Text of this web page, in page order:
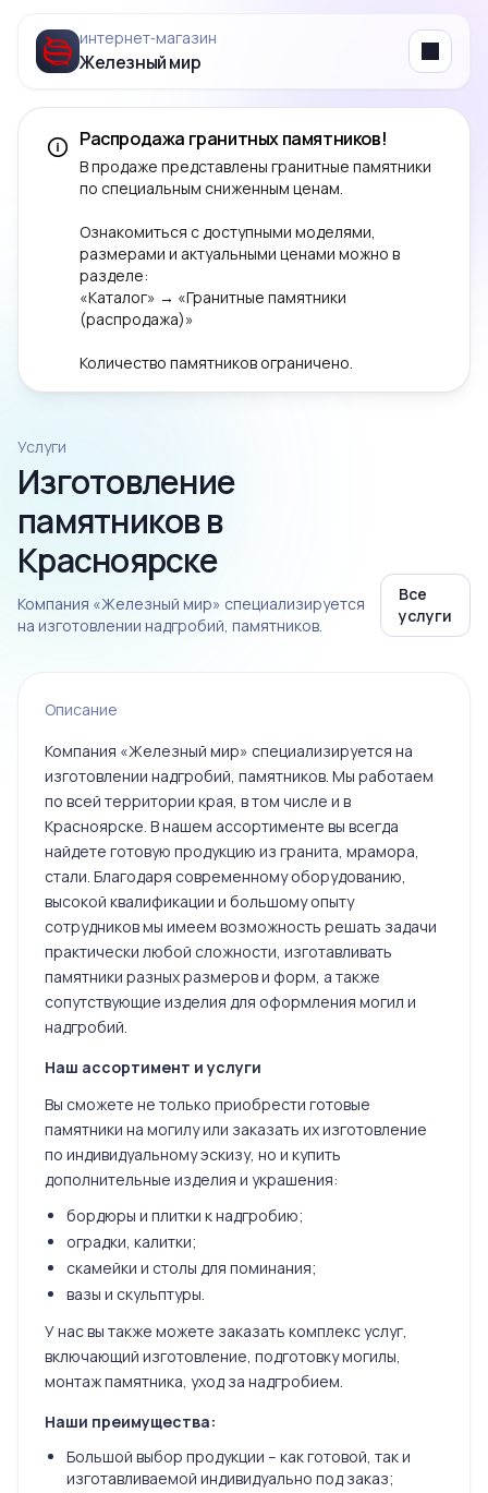
интернет‑магазин
Железный мир Menu
Распродажа гранитных памятников!
В продаже представлены гранитные памятники
по специальным сниженным ценам.
Ознакомиться с доступными моделями,
размерами и актуальными ценами можно в
разделе:
«Каталог» → «Гранитные памятники
(распродажа)»
Количество памятников ограничено.
Услуги
Изготовление
памятников в
Красноярске
Компания «Железный мир» специализируется
на изготовлении надгробий, памятников.
Все
услуги
Описание
Компания «Железный мир» специализируется на
изготовлении надгробий, памятников. Мы работаем
по всей территории края, в том числе и в
Красноярске. В нашем ассортименте вы всегда
найдете готовую продукцию из гранита, мрамора,
стали. Благодаря современному оборудованию,
высокой квалификации и большому опыту
сотрудников мы имеем возможность решать задачи
практически любой сложности, изготавливать
памятники разных размеров и форм, а также
сопутствующие изделия для оформления могил и
надгробий.
Наш ассортимент и услуги
Вы сможете не только приобрести готовые
памятники на могилу или заказать их изготовление
по индивидуальному эскизу, но и купить
дополнительные изделия и украшения:
бордюры и плитки к надгробию;
оградки, калитки;
скамейки и столы для поминания;
вазы и скульптуры.
У нас вы также можете заказать комплекс услуг,
включающий изготовление, подготовку могилы,
монтаж памятника, уход за надгробием.
Наши преимущества:
Большой выбор продукции – как готовой, так и
изготавливаемой индивидуально под заказ;